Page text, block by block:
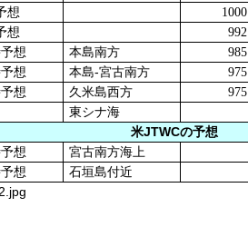
想 1000
想 992
想 本島南方 985
想 本島-宮古南方 975
想 久米島西方 975
東シナ海
米JTWCの予想
想 宮古南方海上
想 石垣島付近